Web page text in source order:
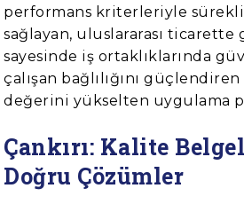
performans kriterleriyle
sağlayan, uluslararası
sayesinde iş ortaklıklarında
çalışan bağlılığını
değerini yükselten uygulama
Çankırı: Kalite
Doğru Çözümler